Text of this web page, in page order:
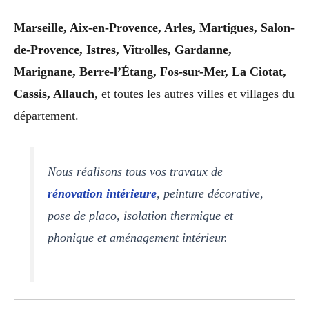
Marseille, Aix-en-Provence, Arles, Martigues, Salon-
de-Provence, Istres, Vitrolles, Gardanne,
Marignane, Berre-l’Étang, Fos-sur-Mer, La Ciotat,
Cassis, Allauch, et toutes les autres villes et villages du
département.
Nous réalisons tous vos travaux de
rénovation intérieure, peinture décorative,
pose de placo, isolation thermique et
phonique et aménagement intérieur.